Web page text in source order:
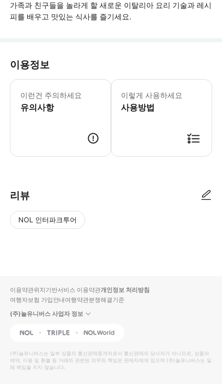
가족과 친구들을 놀라게 할 새로운 이탈리아 요리 기술과 레시
피를 배우고 맛있는 식사를 즐기세요.
이용정보
이런건 주의하세요
유의사항
* 소요시간 : 180분 (옵션에 따라 소요
이렇게 사용하세요
사용방법
리뷰
NOL 인터파크투어
입니
다.
높
은
순
동
영
상
순
상
이용약관위치기반서비스 이용약관개인정보 처리방침
여행자보험 가입안내여행약관분쟁해결기준
(주)놀유니버스 사업자 정보
NOL Triple Interpark Global
(주)놀유니버스는 일부 상품의 통신판매중개자로서 통신판매의 당사자가 아니므로, 상품의
예약, 이용 및 환불 등 거래와 관련된 의무와 책임은 판매자에게 있으며 (주)놀유니버스는 일
체 책임을 지지 않습니다.